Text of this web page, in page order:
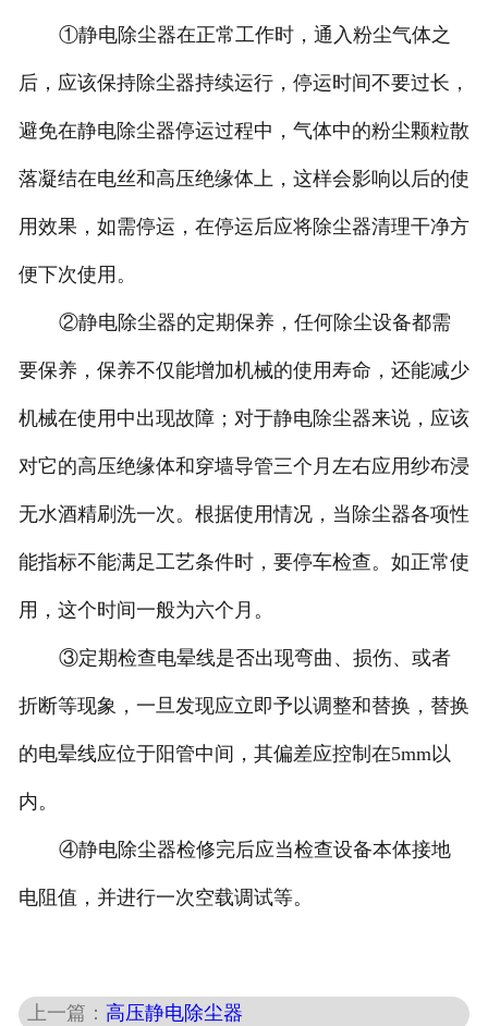
①静电除尘器在正常工作时，通入粉尘气体之
后，应该保持除尘器持续运行，停运时间不要过长，
避免在静电除尘器停运过程中，气体中的粉尘颗粒散
落凝结在电丝和高压绝缘体上，这样会影响以后的使
用效果，如需停运，在停运后应将除尘器清理干净方
便下次使用。
②静电除尘器的定期保养，任何除尘设备都需
要保养，保养不仅能增加机械的使用寿命，还能减少
机械在使用中出现故障；对于静电除尘器来说，应该
对它的高压绝缘体和穿墙导管三个月左右应用纱布浸
无水酒精刷洗一次。根据使用情况，当除尘器各项性
能指标不能满足工艺条件时，要停车检查。如正常使
用，这个时间一般为六个月。
③定期检查电晕线是否出现弯曲、损伤、或者
折断等现象，一旦发现应立即予以调整和替换，替换
的电晕线应位于阳管中间，其偏差应控制在5mm以
内。
④静电除尘器检修完后应当检查设备本体接地
电阻值，并进行一次空载调试等。
上一篇： 高压静电除尘器